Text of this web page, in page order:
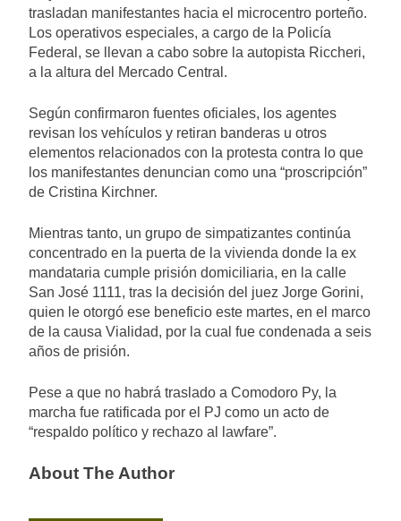
trasladan manifestantes hacia el microcentro porteño.
Los operativos especiales, a cargo de la Policía
Federal, se llevan a cabo sobre la autopista Riccheri,
a la altura del Mercado Central.
Según confirmaron fuentes oficiales, los agentes
revisan los vehículos y retiran banderas u otros
elementos relacionados con la protesta contra lo que
los manifestantes denuncian como una “proscripción”
de Cristina Kirchner.
Mientras tanto, un grupo de simpatizantes continúa
concentrado en la puerta de la vivienda donde la ex
mandataria cumple prisión domiciliaria, en la calle
San José 1111, tras la decisión del juez Jorge Gorini,
quien le otorgó ese beneficio este martes, en el marco
de la causa Vialidad, por la cual fue condenada a seis
años de prisión.
Pese a que no habrá traslado a Comodoro Py, la
marcha fue ratificada por el PJ como un acto de
“respaldo político y rechazo al lawfare”.
About The Author